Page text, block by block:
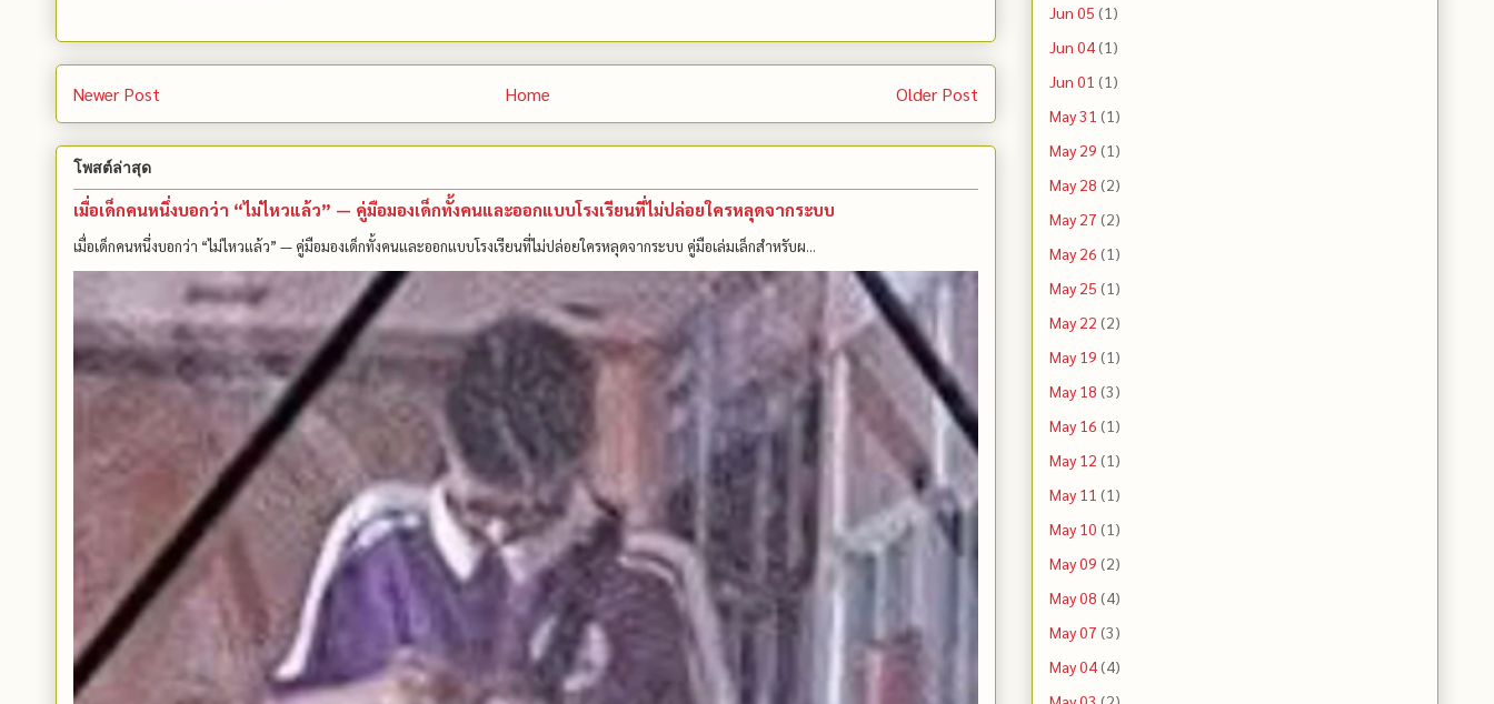
Newer Post Older Post
Home
โพสต์ล่าสุด
เมื่อเด็กคนหนึ่งบอกว่า “ไม่ไหวแล้ว” — คู่มือมองเด็กทั้งคนและออกแบบโรงเรียนที่ไม่ปล่อยใครหลุดจากระบบ
เมื่อเด็กคนหนึ่งบอกว่า “ไม่ไหวแล้ว” — คู่มือมองเด็กทั้งคนและออกแบบโรงเรียนที่ไม่ปล่อยใครหลุดจากระบบ คู่มือเล่มเล็กสำหรับผ...
Jun 05 (1)
Jun 04(1)
Jun 01 (1)
May 31 (1)
May 29 (1)
May 28 (2)
May 27 (2)
May 26 (1)
May 25 (1)
May 22 (2)
May 19 (1)
May 18 (3)
May 16 (1)
May 12 (1)
May 11 (1)
May 10 (1)
May 09 (2)
May 08 (4)
May 07 (3)
May 04(4)